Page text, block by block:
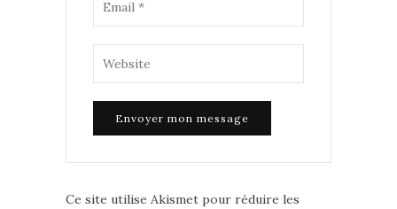
Ce site utilise Akismet pour réduire les